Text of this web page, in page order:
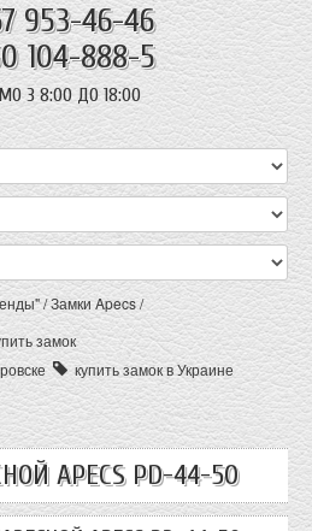
953-46-46
104-888-5
З 8:00 ДО 18:00
/Замки Apecs/
замок
купить замок в Украине
APECS PD-44-50